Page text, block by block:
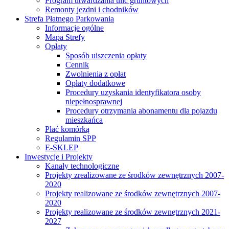
Remonty jezdni i chodników
Strefa Płatnego Parkowania
Informacje ogólne
Mapa Strefy
Opłaty
Sposób uiszczenia opłaty
Cennik
Zwolnienia z opłat
Opłaty dodatkowe
Procedury uzyskania identyfikatora osoby
niepełnosprawnej
Procedury otrzymania abonamentu dla pojazdu
mieszkańca
Płać komórką
Regulamin SPP
E-SKLEP
Inwestycje i Projekty
Kanały technologiczne
Projekty zrealizowane ze środków zewnętrznych 2007-
2020
Projekty realizowane ze środków zewnętrznych 2007-
2020
Projekty realizowane ze środków zewnętrznych 2021-
2027